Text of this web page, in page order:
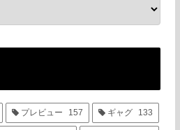
プレビュー 157 ギャグ 133